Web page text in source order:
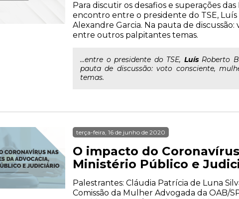
Para discutir os desafios e superações
encontro entre o presidente do TSE,
Alexandre Garcia. Na pauta de
entre outros palpitantes temas.
...entre o presidente do TSE, LuísRoberto
pauta de discussão: voto consciente,
temas.
terça-feira, 16 de junho de 2020
O impacto do
Ministério Público e
Palestrantes: Cláudia Patrícia de Luna
Comissão da Mulher Advogada da OAB/